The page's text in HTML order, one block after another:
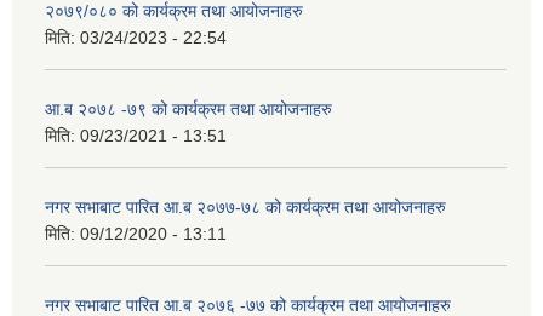
२०७९/०८० को कार्यक्रम तथा आयोजनाहरु
मिति: 03/24/2023 - 22:54
आ.ब २०७८ -७९ को कार्यक्रम तथा आयोजनाहरु
मिति: 09/23/2021 - 13:51
नगर सभाबाट पारित आ.ब २०७७-७८ को कार्यक्रम तथा आयोजनाहरु
मिति: 09/12/2020 - 13:11
नगर सभाबाट पारित आ.ब २०७६ -७७ को कार्यक्रम तथा आयोजनाहरु